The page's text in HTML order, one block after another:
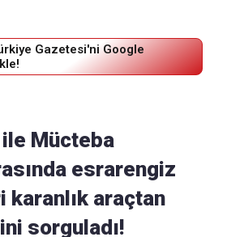
Gazetesi'ni Google
Mücteba
esrarengiz
araçtan
sorguladı!